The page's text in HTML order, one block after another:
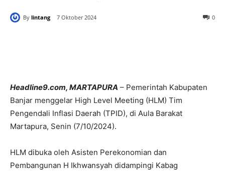
By lintang 7 Oktober 2024 0
Headline9.com, MARTAPURA – Pemerintah Kabupaten
Banjar menggelar High Level Meeting (HLM) Tim
Pengendali Inflasi Daerah (TPID), di Aula Barakat
Martapura, Senin (7/10/2024).
HLM dibuka oleh Asisten Perekonomian dan
Pembangunan H Ikhwansyah didampingi Kabag